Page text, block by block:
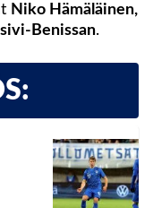
Niko Hämäläinen,
Benissan.